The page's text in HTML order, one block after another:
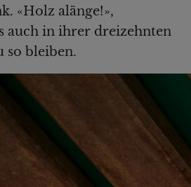
«Holz alänge!»,
auch in ihrer dreizehnten
so bleiben.